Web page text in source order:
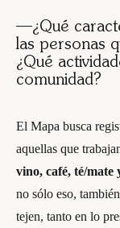
—¿Qué
las personas
¿Qué
comunidad?
El Mapa busca
aquellas que
vino, café, té/mate
no sólo eso,
tejen, tanto en lo